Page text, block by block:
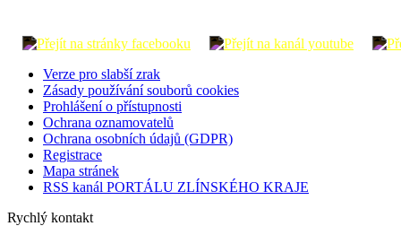
Verze pro slabší zrak
Zásady používání souborů cookies
Prohlášení o přístupnosti
Ochrana oznamovatelů
Ochrana osobních údajů (GDPR)
Registrace
Mapa stránek
RSS kanál PORTÁLU ZLÍNSKÉHO KRAJE
Rychlý kontakt